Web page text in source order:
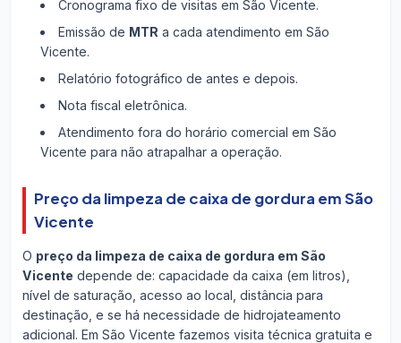
Cronograma fixo de visitas em São Vicente.
Emissão de MTR a cada atendimento em São
Vicente.
Relatório fotográfico de antes e depois.
Nota fiscal eletrônica.
Atendimento fora do horário comercial em São
Vicente para não atrapalhar a operação.
Preço da limpeza de caixa de gordura em São
Vicente
O preço da limpeza de caixa de gordura em São
Vicente depende de: capacidade da caixa (em litros),
nível de saturação, acesso ao local, distância para
destinação, e se há necessidade de hidrojateamento
adicional. Em São Vicente fazemos visita técnica gratuita e